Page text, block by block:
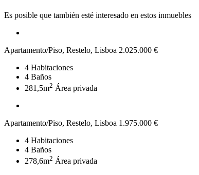
Es posible que también esté interesado en estos inmuebles
Apartamento/Piso, Restelo, Lisboa 2.025.000 €
4 Habitaciones
4 Baños
281,5m2 Área privada
Apartamento/Piso, Restelo, Lisboa 1.975.000 €
4 Habitaciones
4 Baños
278,6m2 Área privada